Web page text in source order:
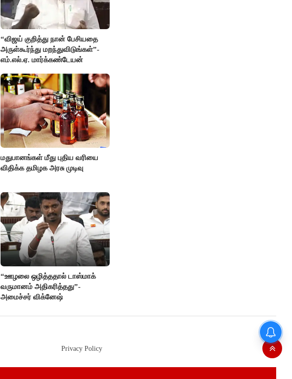
“விஜய் குறித்து நான் பேசியதை
அருள்கூர்ந்து மறந்துவிடுங்கள்”-
எம்.எல்.ஏ. மார்க்கண்டேயன்
மதுபானங்கள் மீது புதிய வரியை
விதிக்க தமிழக அரசு முடிவு
“ஊழலை ஒழித்ததால் டாஸ்மாக்
வருமானம் அதிகரித்தது”-
அமைச்சர் விக்னேஷ்
Privacy Policy